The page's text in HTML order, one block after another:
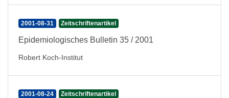
2001-08-31 Zeitschriftenartikel
Epidemiologisches Bulletin 35 / 2001
Robert Koch-Institut
2001-08-24 Zeitschriftenartikel